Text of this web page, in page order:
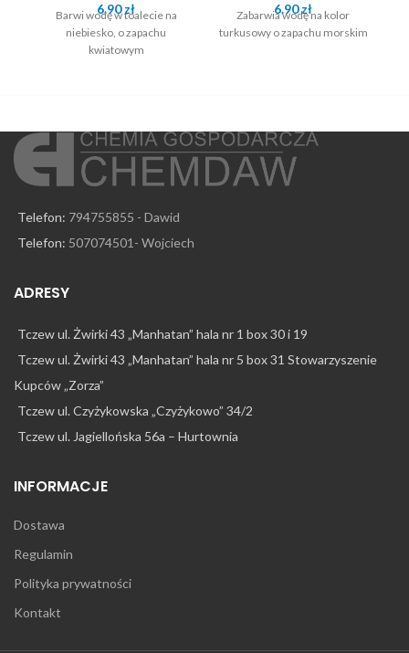
6.90zł
Barwi wodę w toalecie na
niebiesko, o zapachu
kwiatowym
6.90zł
Zabarwia wodę na kolor
turkusowy o zapachu morskim
Telefon: 794755855 - Dawid
Telefon: 507074501- Wojciech
ADRESY
Tczew ul. Żwirki 43 „Manhatan” hala nr 1 box 30 i 19
Tczew ul. Żwirki 43 „Manhatan” hala nr 5 box 31 Stowarzyszenie
Kupców „Zorza”
Tczew ul. Czyżykowska „Czyżykowo” 34/2
Tczew ul. Jagiellońska 56a – Hurtownia
INFORMACJE
Dostawa
Regulamin
Polityka prywatności
Kontakt